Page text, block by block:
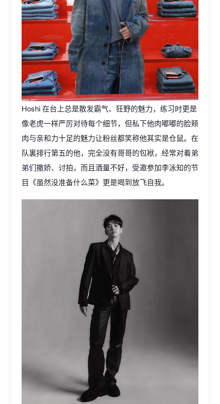
Hoshi 在台上总是散发霸气、狂野的魅力，练习时更是
像老虎一样严厉对待每个细节，但私下他肉嘟嘟的脸颊
肉与亲和力十足的魅力让粉丝都笑称他其实是仓鼠。在
队裏排行第五的他，完全没有哥哥的包袱，经常对着弟
弟们撒娇、讨拍，而且酒量不好，受邀参加李泳知的节
目《虽然没准备什么菜》更是喝到放飞自我。